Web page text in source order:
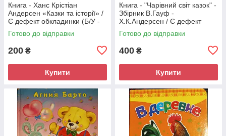
Книга - Ханс Крістіан
Андерсен «Казки та історії» /
Є дефект обкладинки (Б/У -
УЦІНКА)
Готово до відправки
200 ₴
Купити
Книга - "Чарівний світ казок" -
Збірник В.Гауф -
Х.К.Андерсен / Є дефект
обкладинки (Б/У - УЦІНКА)
Готово до відправки
400 ₴
Купити